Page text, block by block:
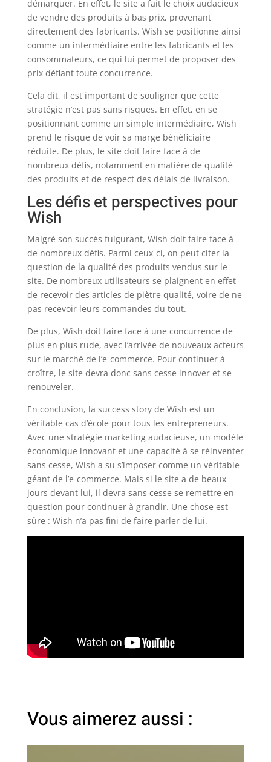
démarquer. En effet, le site a fait le choix audacieux
de vendre des produits à bas prix, provenant
directement des fabricants. Wish se positionne ainsi
comme un intermédiaire entre les fabricants et les
consommateurs, ce qui lui permet de proposer des
prix défiant toute concurrence.
Cela dit, il est important de souligner que cette
stratégie n’est pas sans risques. En effet, en se
positionnant comme un simple intermédiaire, Wish
prend le risque de voir sa marge bénéficiaire
réduite. De plus, le site doit faire face à de
nombreux défis, notamment en matière de qualité
des produits et de respect des délais de livraison.
Les défis et perspectives pour
Wish
Malgré son succès fulgurant, Wish doit faire face à
de nombreux défis. Parmi ceux-ci, on peut citer la
question de la qualité des produits vendus sur le
site. De nombreux utilisateurs se plaignent en effet
de recevoir des articles de piètre qualité, voire de ne
pas recevoir leurs commandes du tout.
De plus, Wish doit faire face à une concurrence de
plus en plus rude, avec l’arrivée de nouveaux acteurs
sur le marché de l’e-commerce. Pour continuer à
croître, le site devra donc sans cesse innover et se
renouveler.
En conclusion, la success story de Wish est un
véritable cas d’école pour tous les entrepreneurs.
Avec une stratégie marketing audacieuse, un modèle
économique innovant et une capacité à se réinventer
sans cesse, Wish a su s’imposer comme un véritable
géant de l’e-commerce. Mais si le site a de beaux
jours devant lui, il devra sans cesse se remettre en
question pour continuer à grandir. Une chose est
sûre : Wish n’a pas fini de faire parler de lui.
Vous aimerez aussi :